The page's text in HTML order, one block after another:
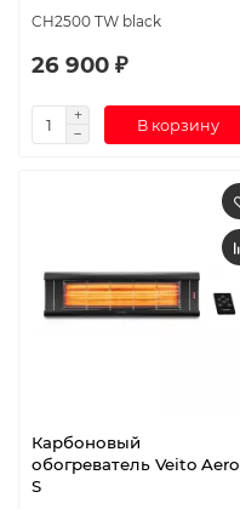
CH2500 TW black
26 900 ₽
В корзину
Карбоновый
обогреватель Veito Aero
S